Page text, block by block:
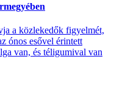
a közlekedők figyelmét,
ónos esővel érintett
van, és téligumival van